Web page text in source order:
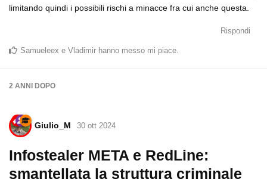
limitando quindi i possibili rischi a minacce fra cui anche questa.
Rispondi
Samueleex e Vladimir hanno messo mi piace.
2 ANNI DOPO
Giulio_M 30 ott 2024
Infostealer META e RedLine:
smantellata la struttura criminale